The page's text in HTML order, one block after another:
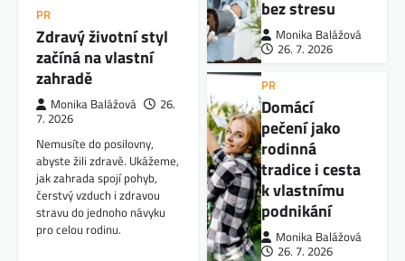
PR
Zdravý životní styl
začíná na vlastní
zahradě
Monika Balážová
26.
7. 2026
Nemusíte do posilovny,
abyste žili zdravě. Ukážeme,
jak zahrada spojí pohyb,
čerstvý vzduch i zdravou
stravu do jednoho návyku
pro celou rodinu.
bez stresu
Monika Balážová
26. 7. 2026
PR
Domácí
pečení jako
rodinná
tradice i cesta
k vlastnímu
podnikání
Monika Balážová
26. 7. 2026